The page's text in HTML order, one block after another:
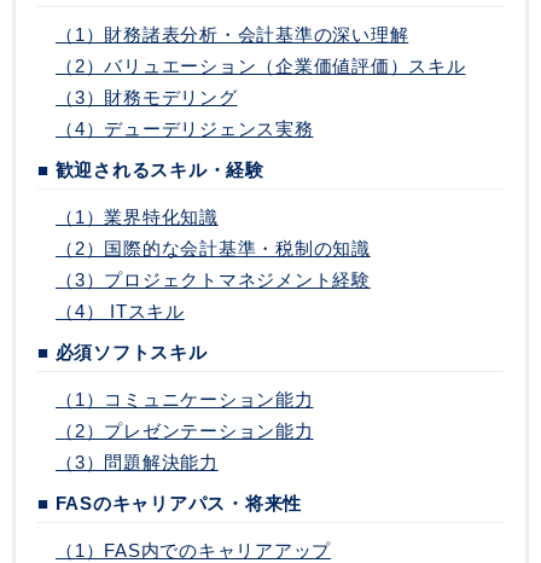
（1）財務諸表分析・会計基準の深い理解
（2）バリュエーション（企業価値評価）スキル
（3）財務モデリング
（4）デューデリジェンス実務
■ 歓迎されるスキル・経験
（1）業界特化知識
（2）国際的な会計基準・税制の知識
（3）プロジェクトマネジメント経験
（4） ITスキル
■ 必須ソフトスキル
（1）コミュニケーション能力
（2）プレゼンテーション能力
（3）問題解決能力
■ FASのキャリアパス・将来性
（1）FAS内でのキャリアアップ